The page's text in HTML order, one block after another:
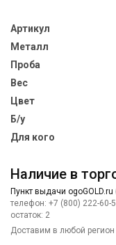
Артикул
Металл
Проба
Вес
Цвет
Б/у
Для кого
Наличие в
Пункт выдачи
телефон: +7 (800) 222-60-
остаток: 2
Доставим в любой